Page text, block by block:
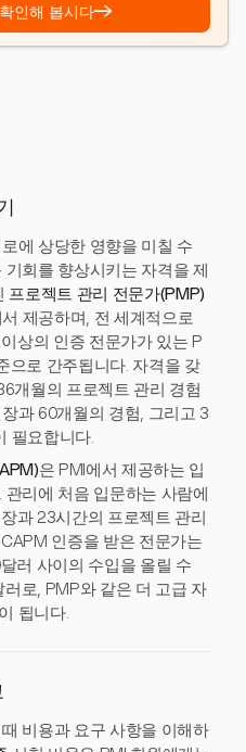
인해 봅시다→
에 상당한 영향을 미칠 수
회를 향상시키는 자격을 제
프로젝트 관리 전문가(PMP)
제공하며, 전 세계적으로
상의 인증 전문가가 있는 P
으로 간주됩니다. 자격을 갖
개월의 프로젝트 관리 경험
과 60개월의 경험, 그리고 3
필요합니다.
은 PMI에서 제공하는 입
리에 처음 입문하는 사람에
과 23시간의 프로젝트 관리
인증을 받은 전문가는
러 사이의 수입을 올릴 수
로, PMP와 같은 더 고급 자
됩니다.
비용과 요구 사항을 이해하